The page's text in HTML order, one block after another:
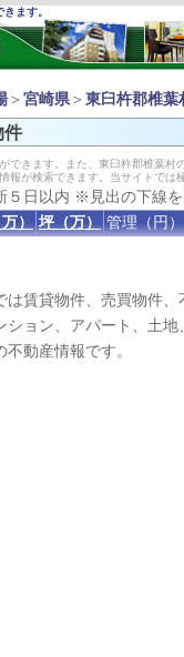
ます。
＞ 宮崎県＞ 東臼杵郡椎葉
件
きます。また、東臼杵郡椎葉
報が検索できます。当サイトで
５日以内 ※見出の下線
） 坪（万） 管理（円）
賃貸物件、売買物件、
ョン、アパート、土地
動産情報です。